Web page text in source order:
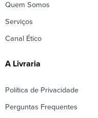
Quem Somos
Serviços
Canal Ético
A Livraria
Política de Privacidade
Perguntas Frequentes